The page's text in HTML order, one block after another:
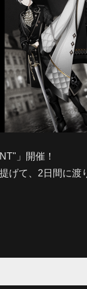
」開催！
げて、2日間に渡